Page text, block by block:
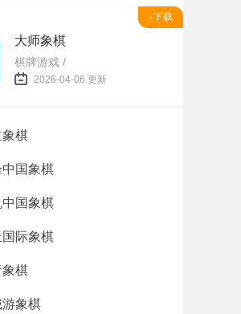
↓下载
大师象棋
棋牌游戏 /
2026-04-06 更新
象棋
国象棋
国象棋
国际象棋
棋
游象棋